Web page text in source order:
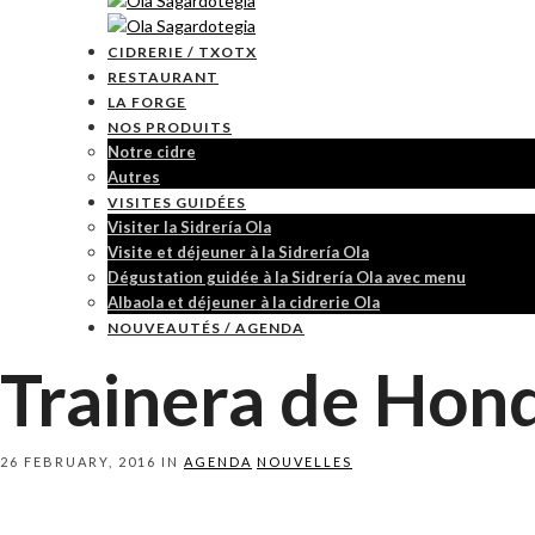
CIDRERIE / TXOTX
RESTAURANT
LA FORGE
NOS PRODUITS
Notre cidre
Autres
VISITES GUIDÉES
Visiter la Sidrería Ola
Visite et déjeuner à la Sidrería Ola
Dégustation guidée à la Sidrería Ola avec menu
Albaola et déjeuner à la cidrerie Ola
NOUVEAUTÉS / AGENDA
Trainera de
26 FEBRUARY, 2016 IN AGENDA NOUVELLES